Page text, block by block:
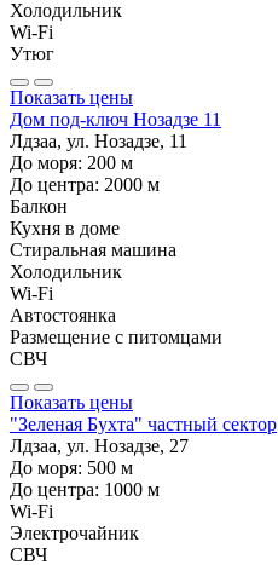
Холодильник
Wi-Fi
Утюг
Показать цены
Дом под-ключ Нозадзе 11
Лдзаа, ул. Нозадзе, 11
До моря: 200 м
До центра: 2000 м
Балкон
Кухня в доме
Стиральная машина
Холодильник
Wi-Fi
Автостоянка
Размещение с питомцами
СВЧ
Показать цены
"Зеленая Бухта" частный сектор
Лдзаа, ул. Нозадзе, 27
До моря: 500 м
До центра: 1000 м
Wi-Fi
Электрочайник
СВЧ